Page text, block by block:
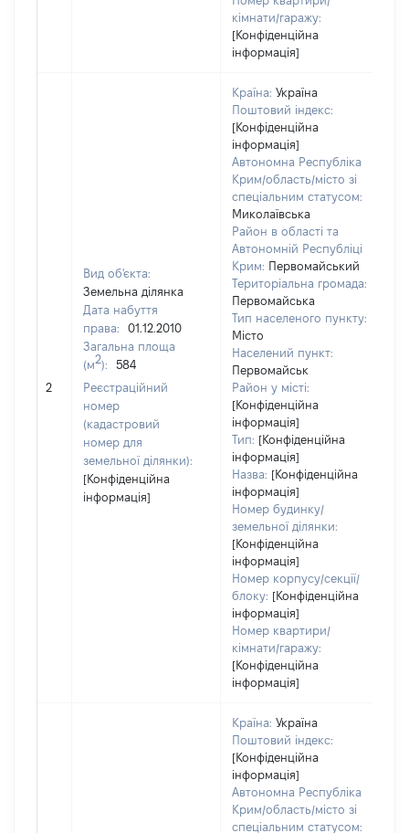
кімнати/гаражу:
[Конфіденційна
інформація]
2
Вид об'єкта:
Земельна ділянка
Дата набуття
права:
01.12.2010
Загальна площа
(м2):
584
Реєстраційний
номер
(кадастровий
номер для
земельної ділянки):
[Конфіденційна
інформація]
Країна: Україна
Поштовий індекс:
[Конфіденційна
інформація]
Автономна Республіка
Крим/область/місто зі
спеціальним статусом:
Миколаївська
Район в області та
Автономній Республіці
Крим: Первомайський
Територіальна громада:
Первомайська
Тип населеного пункту:
Місто
Населений пункт:
Первомайськ
Район у місті:
[Конфіденційна
інформація]
Тип: [Конфіденційна
інформація]
Назва: [Конфіденційна
інформація]
Номер будинку/
земельної ділянки:
[Конфіденційна
інформація]
Номер корпусу/секції/
блоку: [Конфіденційна
інформація]
Номер квартири/
кімнати/гаражу:
[Конфіденційна
інформація]
Країна: Україна
Поштовий індекс:
[Конфіденційна
інформація]
Автономна Республіка
Крим/область/місто зі
спеціальним статусом: